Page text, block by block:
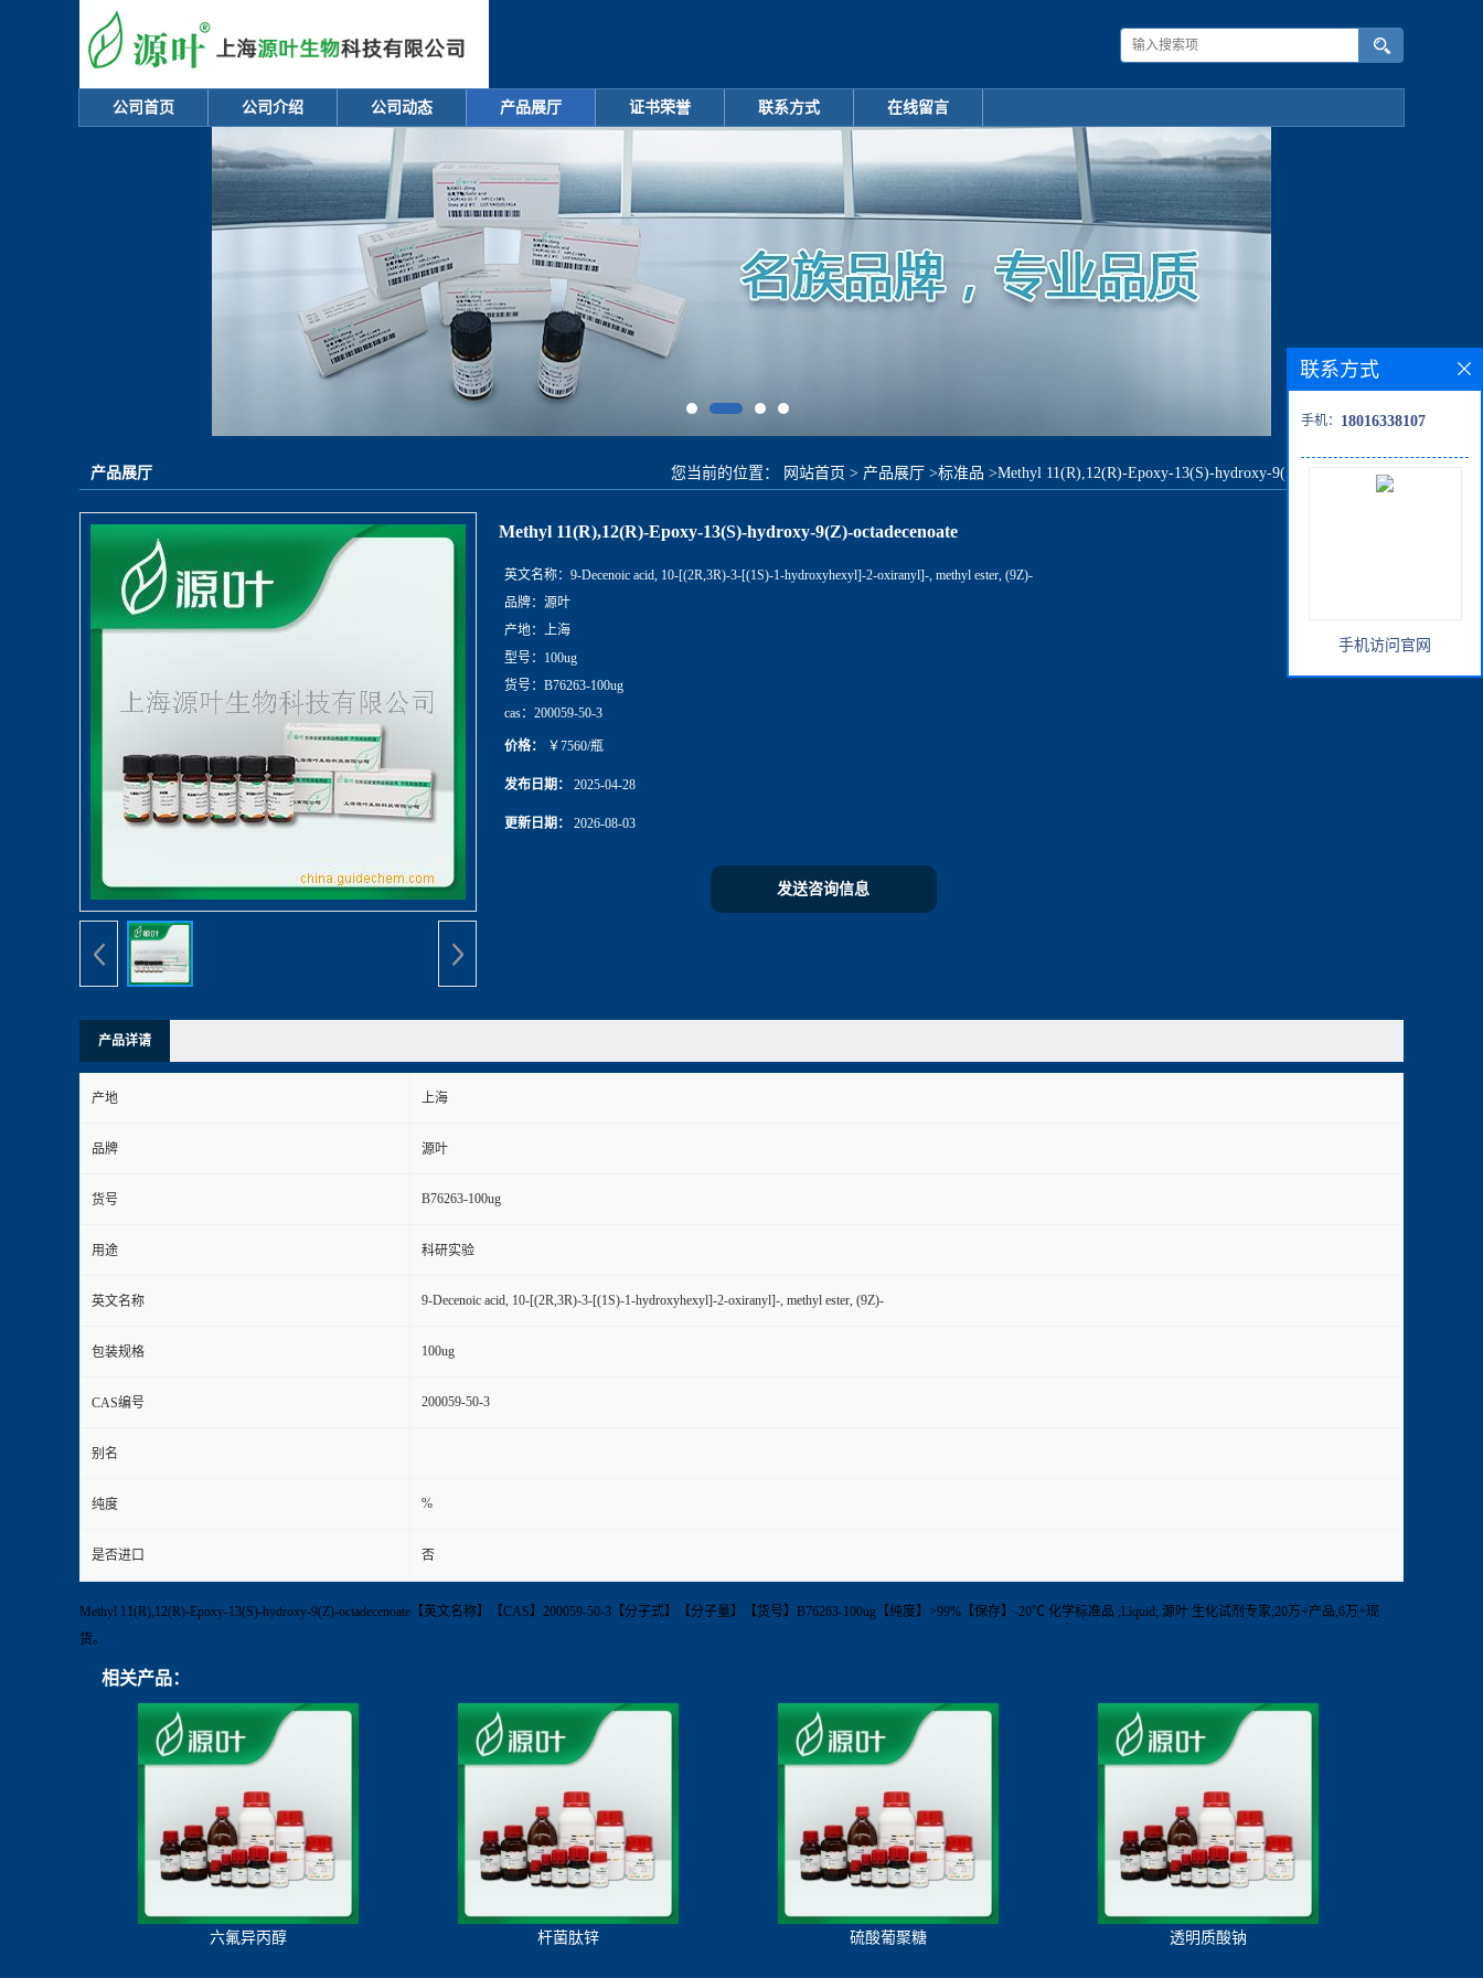
公司首页 公司介绍 公司动态 产品展厅 证书荣誉 联系方式 在线留言
产品展厅 您当前的位置： 网站首页 > 产品展厅 >标准品 >Methyl 11(R),12(R)-Epoxy-13(S)-hydroxy-9(Z)-octadecenoate
Methyl 11(R),12(R)-Epoxy-13(S)-hydroxy-9(Z)-octadecenoate
英文名称： 9-Decenoic acid, 10-[(2R,3R)-3-[(1S)-1-hydroxyhexyl]-2-oxiranyl]-, methyl ester, (9Z)-
品牌： 源叶
产地： 上海
型号： 100ug
货号： B76263-100ug
cas： 200059-50-3
价格： ￥7560/瓶
发布日期： 2025-04-28
更新日期： 2026-08-03
发送咨询信息
产品详请
产地 上海
品牌 源叶
货号 B76263-100ug
用途 科研实验
英文名称 9-Decenoic acid, 10-[(2R,3R)-3-[(1S)-1-hydroxyhexyl]-2-oxiranyl]-, methyl ester, (9Z)-
包装规格 100ug
CAS编号 200059-50-3
别名
纯度 %
是否进口 否
Methyl 11(R),12(R)-Epoxy-13(S)-hydroxy-9(Z)-octadecenoate【英文名称】【CAS】200059-50-3【分子式】【分子量】【货号】B76263-100ug【纯度】>99%【保存】-20℃ 化学标准品 ;Liquid; 源叶 生化试剂专家;20万+产品,6万+现
货。
相关产品：
六氟异丙醇 杆菌肽锌 硫酸葡聚糖 透明质酸钠
联系方式
手机： 18016338107
手机访问官网